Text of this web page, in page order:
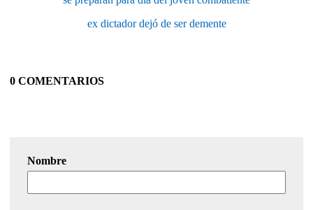
ex dictador dejó de ser demente
0 COMENTARIOS
Nombre